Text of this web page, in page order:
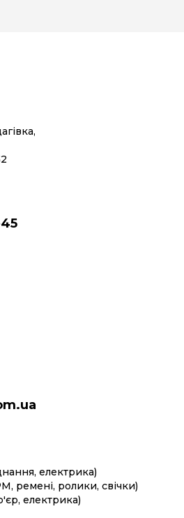
електрика)
ремені, ролики, свічки)
електрика)